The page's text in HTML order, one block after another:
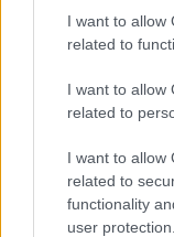
I want to allow
related to
I want to allow
related to
I want to allow
related to
functionality
user protection.
Εμείς
μέλλον, για το
ισχυρή, μία
οποία θα
Ελλάδα η
τομείς της
μόνο τον
τριτογενή